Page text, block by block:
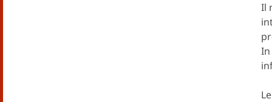
Il